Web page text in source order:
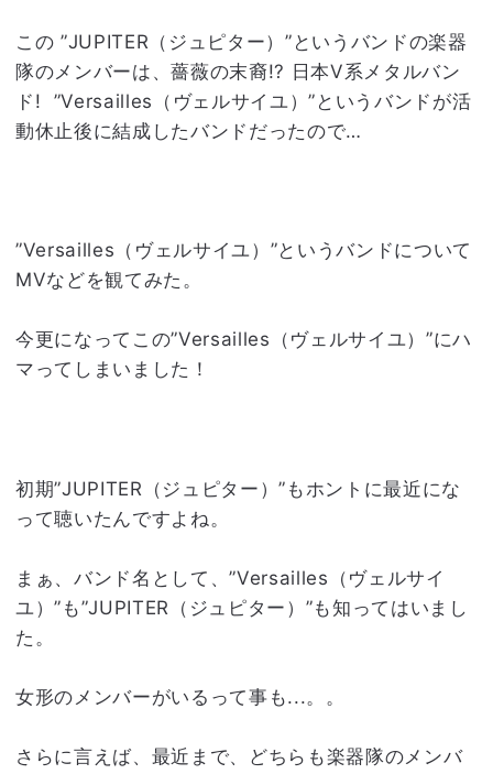
この ”JUPITER（ジュピター）”というバンドの楽器
隊のメンバーは、薔薇の末裔!? 日本V系メタルバン
ド! ”Versailles（ヴェルサイユ）”というバンドが活
動休止後に結成したバンドだったので…
”Versailles（ヴェルサイユ）”というバンドについて
MVなどを観てみた。
今更になってこの”Versailles（ヴェルサイユ）”にハ
マってしまいました！
初期”JUPITER（ジュピター）”もホントに最近にな
って聴いたんですよね。
まぁ、バンド名として、”Versailles（ヴェルサイ
ユ）”も”JUPITER（ジュピター）”も知ってはいまし
た。
女形のメンバーがいるって事も...。。
さらに言えば、最近まで、どちらも楽器隊のメンバ